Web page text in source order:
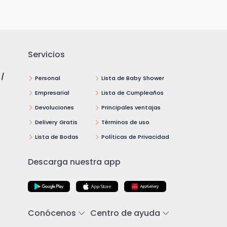
/
Servicios
Personal
Empresarial
Devoluciones
Delivery Gratis
Lista de Bodas
Lista de Baby Shower
Lista de Cumpleaños
Principales ventajas
Términos de uso
Políticas de Privacidad
Descarga nuestra app
Conócenos Centro de ayuda